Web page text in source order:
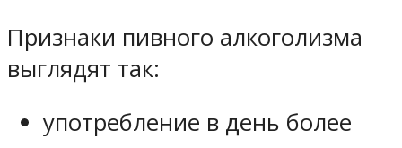
Признаки пивного алкоголизма
выглядят так:
употребление в день более